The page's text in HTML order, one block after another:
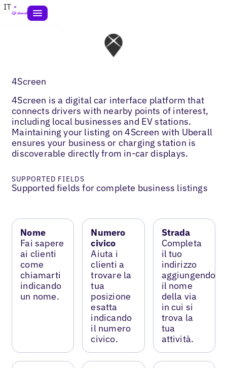
IT
4Screen
4Screen is a digital car interface platform that
connects drivers with nearby points of interest,
including local businesses and EV stations.
Maintaining your listing on 4Screen with Uberall
ensures your business or charging station is
discoverable directly from in-car displays.
SUPPORTED FIELDS
Supported fields for complete business listings
Nome
Fai sapere
ai clienti
come
chiamarti
indicando
un nome.
Numero
civico
Aiuta i
clienti a
trovare la
tua
posizione
esatta
indicando
il numero
civico.
Strada
Completa
il tuo
indirizzo
aggiungendo
il nome
della via
in cui si
trova la
tua
attività.